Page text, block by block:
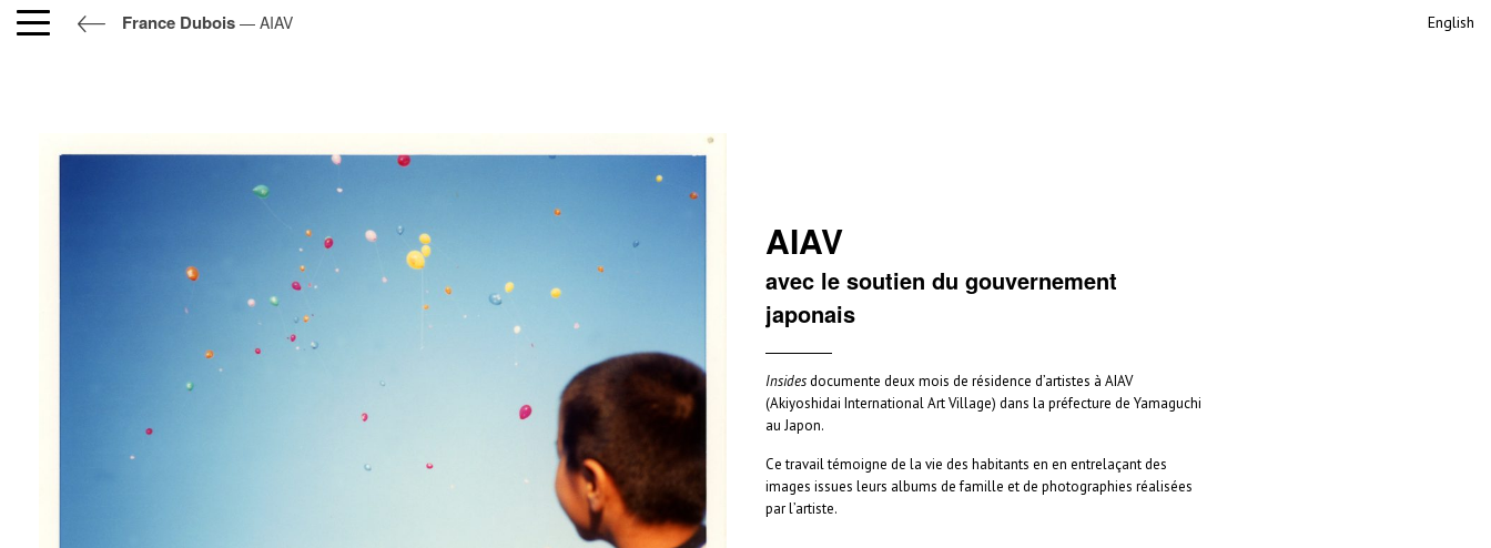
France Dubois — AIAV English
AIAV
avec le soutien du gouvernement
japonais
Insidesdocumente deux mois de résidence d’artistes à AIAV
(Akiyoshidai International Art Village) dans la préfecture de Yamaguchi
au Japon.
Ce travail témoigne de la vie des habitants en en entrelaçant des
images issues leurs albums de famille et de photographies réalisées
par l’artiste.